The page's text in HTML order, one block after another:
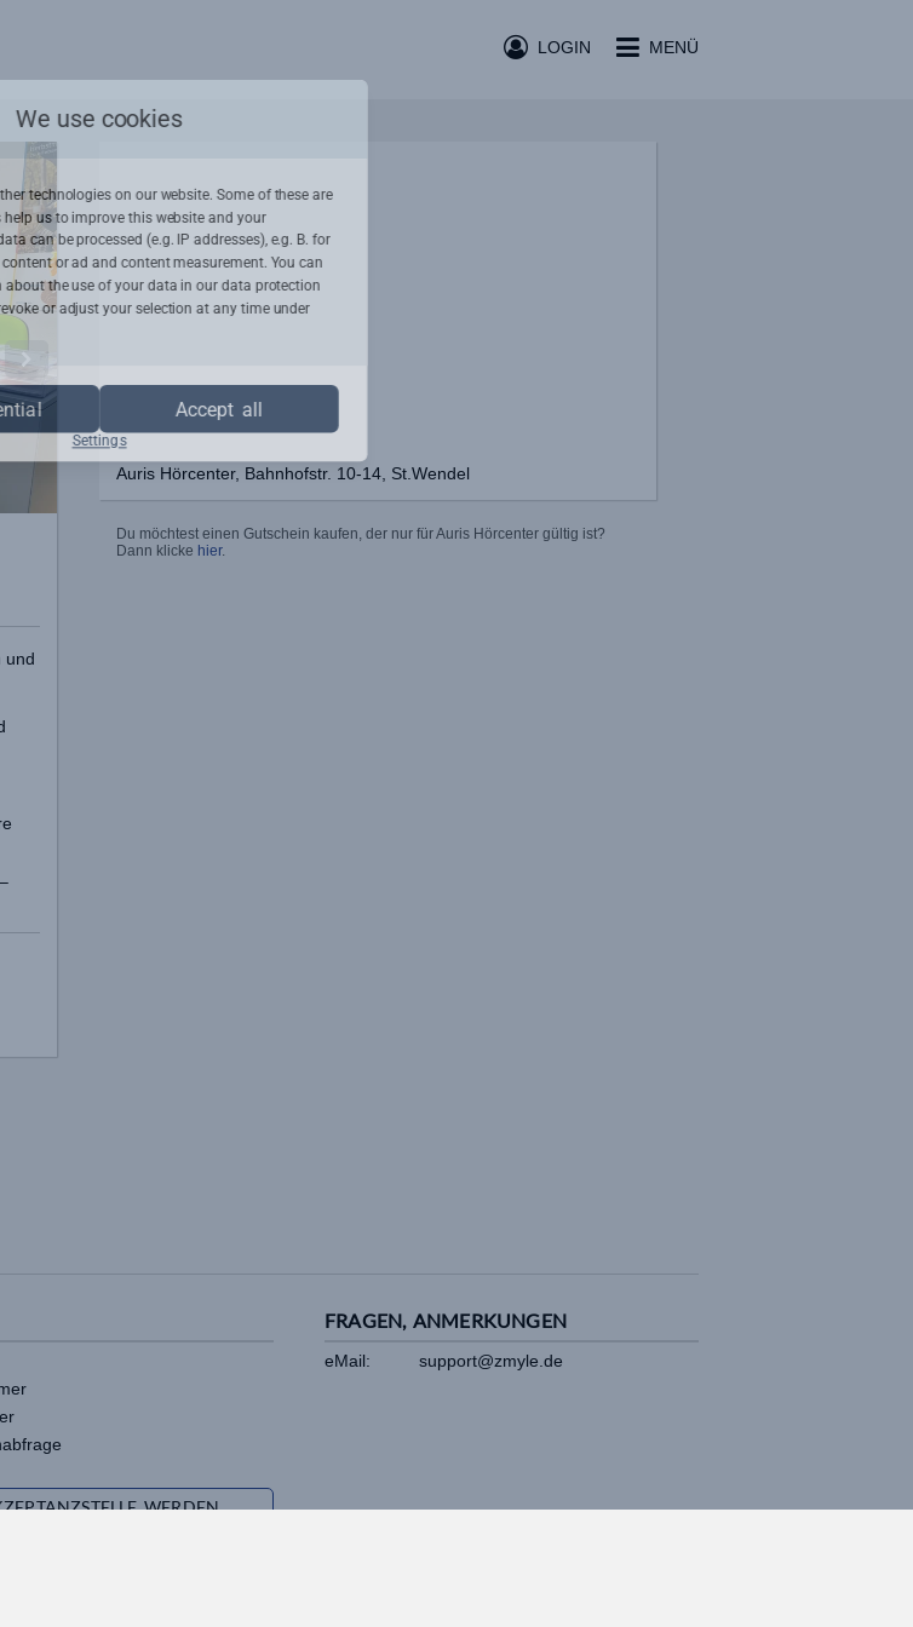
MENÜ
LOGIN
und
Auris Hörcenter, Bahnhofstr. 10-14, St.Wendel
Du möchtest einen Gutschein kaufen, der nur für Auris Hörcenter gültig ist?
Dann klicke hier.
FRAGEN, ANMERKUNGEN
eMail: support@zmyle.de
WERDEN
We use cookies
technologies on our website. Some of these are
help us to improve this website and your
can be processed (e.g. IP addresses), e.g. B. for
or ad and content measurement. You can
the use of your data in ourdata protection
or adjust your selection at any time under
Accept all
Settings